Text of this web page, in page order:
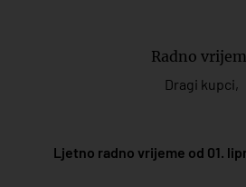
Radno
Dragi kupci,
Ljetno radno vrijeme od 01.